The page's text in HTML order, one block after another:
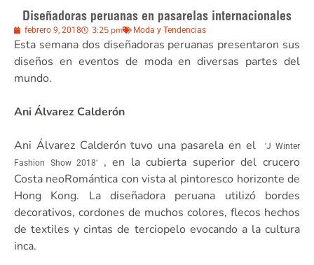
Diseñadoras peruanas en pasarelas internacionales
febrero 9, 2018 3:25 pm Moda y Tendencias
Esta semana dos diseñadoras peruanas presentaron sus
diseños en eventos de moda en diversas partes del
mundo.
Ani Álvarez Calderón
Ani Álvarez Calderón tuvo una pasarela en el‘J Winter
Fashion Show 2018‘
, en la cubierta superior del crucero
Costa neoRomántica con vista al pintoresco horizonte de
Hong Kong. La diseñadora peruana utilizó bordes
decorativos, cordones de muchos colores, flecos hechos
de textiles y cintas de terciopelo evocando a la cultura
inca.